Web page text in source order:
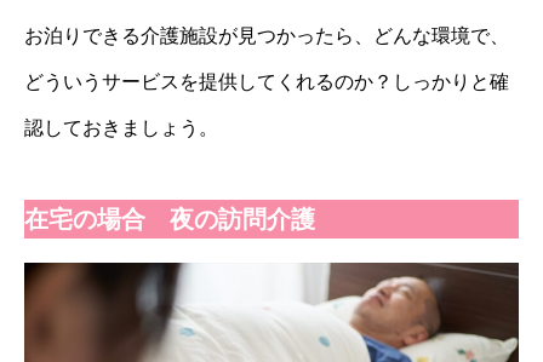
お泊りできる介護施設が見つかったら、どんな環境で、
どういうサービスを提供してくれるのか？しっかりと確
認しておきましょう。
在宅の場合 夜の訪問介護